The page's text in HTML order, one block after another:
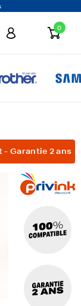
0
Garantie 2 ans